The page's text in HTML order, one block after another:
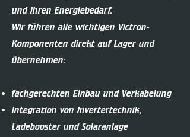
und Ihren Energiebedarf.
Wir führen alle wichtigen Victron-
Komponenten direkt auf Lager und
übernehmen:​
fachgerechten Einbau und Verkabelung
Integration von Invertertechnik,
Ladebooster und Solaranlage